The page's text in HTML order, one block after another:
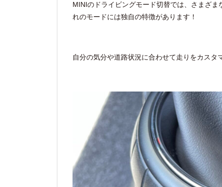
MINIのドライビングモード切替では、さまざ
れのモードには独自の特徴があります！
自分の気分や道路状況に合わせて走りをカスタ